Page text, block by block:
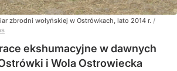
zbrodni wołyńskiej w Ostrówkach, lato 2014 r. /
ekshumacyjne w dawnych
i Wola Ostrowiecka